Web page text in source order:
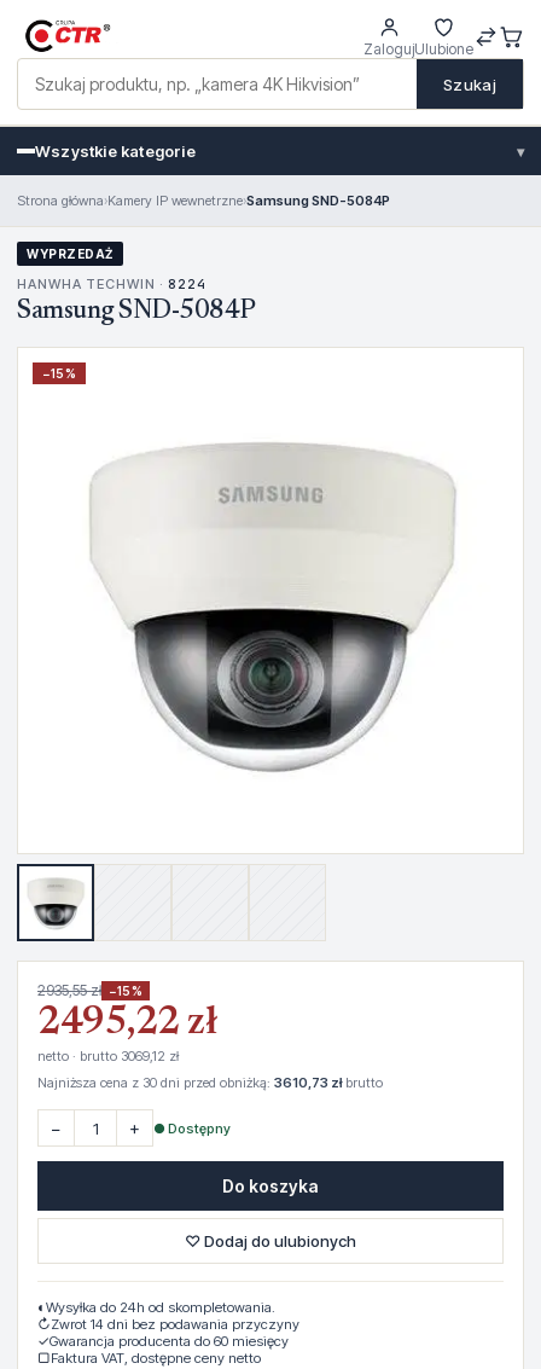
Szukaj
ZalogujUlubione
Wszystkie kategorie ▾
Strona główna›Kamery IP wewnetrzne›Samsung SND-5084P
WYPRZEDAŻ
HANWHA TECHWIN · 8224
Samsung SND-5084P
−15%
2935,55 zł −15%
2495,22 zł
netto · brutto 3069,12 zł
Najniższa cena z 30 dni przed obniżką: 3610,73 złbrutto
− + ● Dostępny
Do koszyka
♡ Dodaj do ulubionych
◐ Wysyłka do 24h od skompletowania.
↻Zwrot 14 dni bez podawania przyczyny
✓Gwarancja producenta do 60 miesięcy
▢Faktura VAT, dostępne ceny netto